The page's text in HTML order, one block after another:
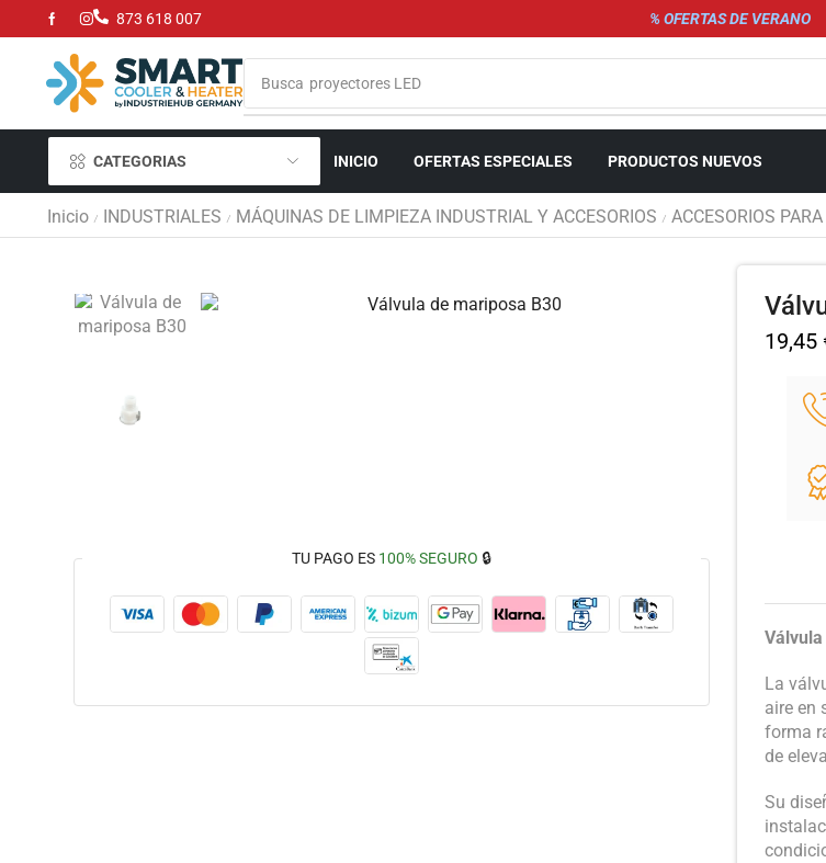
873 618 007 % OFERTAS DE VERANO
Busca proyectores LED
CATEGORIAS INICIO OFERTAS ESPECIALES PRODUCTOS NUEVOS
Inicio / INDUSTRIALES / MÁQUINAS DE LIMPIEZA INDUSTRIAL Y ACCESORIOS / ACCESORIOS
TU PAGO ES 100% SEGURO 🔒
19,45
La
aire en
forma
de
Su